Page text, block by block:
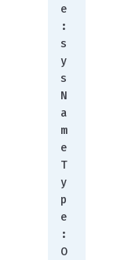
e
:
s
y
s
N
a
m
e
T
y
p
e
:
O